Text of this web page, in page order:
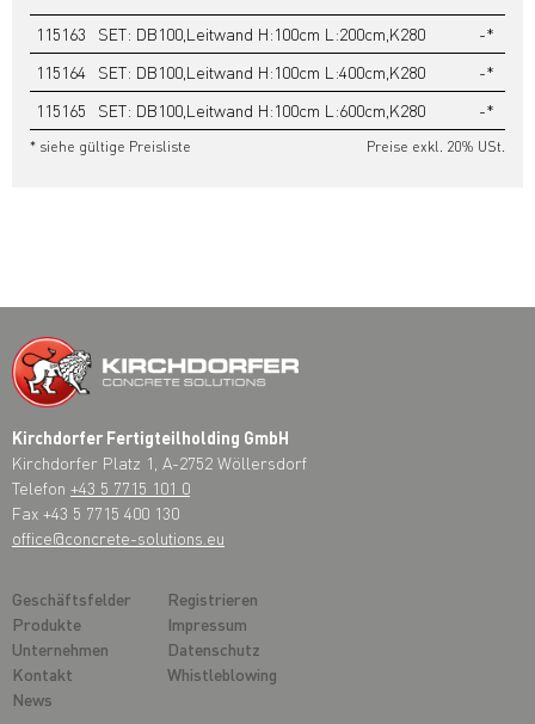
115163 SET: DB100,Leitwand H:100cm L:200cm,K280 -*
115164
SET: DB100,Leitwand H:100cm L:400cm,K280
-*
115165
SET: DB100,Leitwand H:100cm L:600cm,K280 -*
* siehe gültige Preisliste Preise exkl. 20% USt.
Kirchdorfer Fertigteilholding GmbH
Kirchdorfer Platz 1, A-2752 Wöllersdorf
Telefon +43 5 7715 101 0
Fax +43 5 7715 400 130
office@concrete-solutions.eu
Geschäftsfelder
Produkte
Unternehmen
Kontakt
News
Registrieren
Impressum
Datenschutz
Whistleblowing